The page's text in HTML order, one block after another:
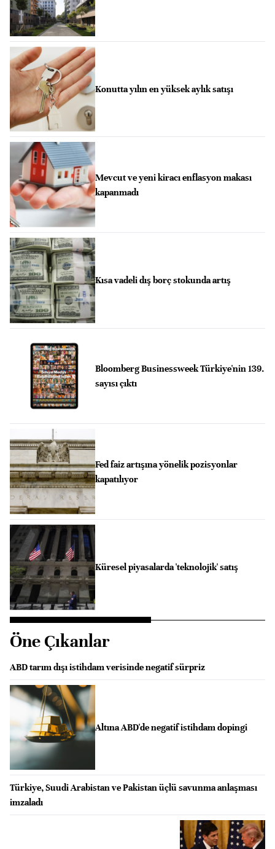
Konutta yılın en yüksek aylık satışı
Mevcut ve yeni kiracı enflasyon makası
kapanmadı
Kısa vadeli dış borç stokunda artış
Bloomberg Businessweek Türkiye'nin 139.
sayısı çıktı
Fed faiz artışına yönelik pozisyonlar
kapatılıyor
Küresel piyasalarda 'teknolojik' satış
Öne Çıkanlar
ABD tarım dışı istihdam verisinde negatif sürpriz
Altına ABD'de negatif istihdam dopingi
Türkiye, Suudi Arabistan ve Pakistan üçlü savunma anlaşması
imzaladı